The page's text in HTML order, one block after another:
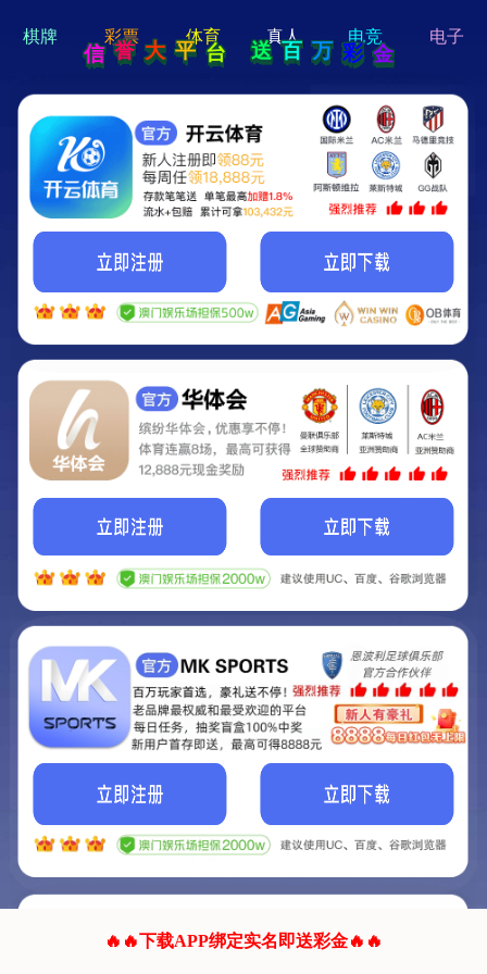
hi 💗
Hey Guys!
我们即将上线啦...
我们的网站正在建设.
它将是非常棒的网站.
联系我们!